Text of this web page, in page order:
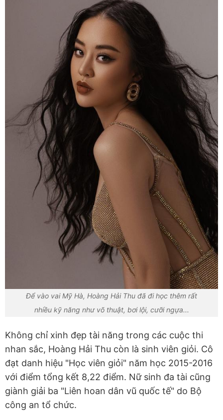
Để vào vai Mỹ Hà, Hoàng Hải Thu đã đi học thêm rất
nhiều kỹ năng như võ thuật, bơi lội, cưỡi ngựa...
Không chỉ xinh đẹp tài năng trong các cuộc thi
nhan sắc, Hoàng Hải Thu còn là sinh viên giỏi. Cô
đạt danh hiệu "Học viên giỏi" năm học 2015-2016
với điểm tổng kết 8,22 điểm. Nữ sinh đa tài cũng
giành giải ba "Liên hoan dân vũ quốc tế" do Bộ
công an tổ chức.